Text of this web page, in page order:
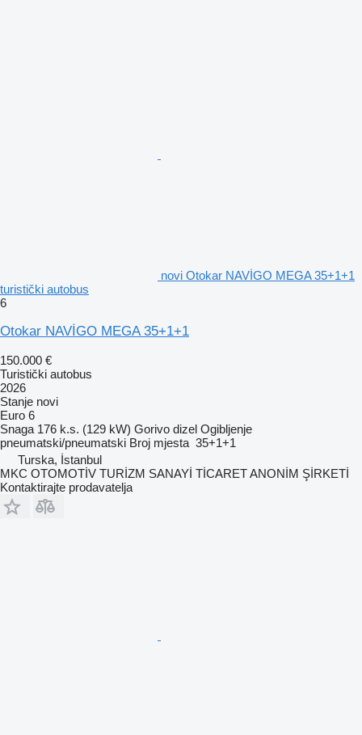
novi Otokar NAVİGO MEGA 35+1+1
turistički autobus
6
Otokar NAVİGO MEGA 35+1+1
150.000 €
Turistički autobus
2026
Stanje novi
Euro 6
Snaga 176 k.s. (129 kW) Gorivo dizel Ogibljenje
pneumatski/pneumatski Broj mjesta 35+1+1
Turska, İstanbul
MKC OTOMOTİV TURİZM SANAYİ TİCARET ANONİM ŞİRKETİ
Kontaktirajte prodavatelja